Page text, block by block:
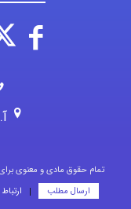
تمام حقوق مادی و معنوی
ارسال مطلب